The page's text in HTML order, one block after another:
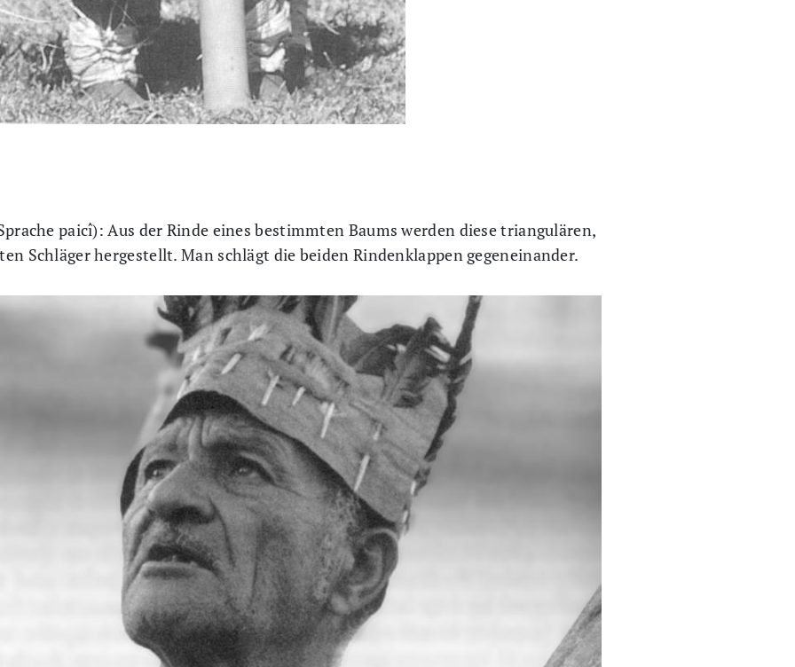
paicî): Aus der Rinde eines bestimmten Baums werden diese triangulären,
Schläger hergestellt. Man schlägt die beiden Rindenklappen gegeneinander.